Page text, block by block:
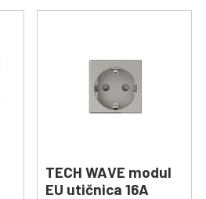
TECH WAVE modul
EU utičnica 16A